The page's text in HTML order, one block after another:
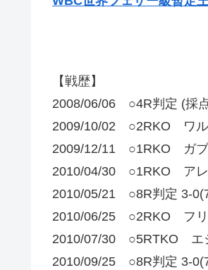
【戦歴】
2008/06/06 ○4R判定 (採
2009/10/02 ○2RKO ワル
2009/12/11 ○1RKO ガブ
2010/04/30 ○1RKO アレ
2010/05/21 ○8R判定 3-
2010/06/25 ○2RKO フリ
2010/07/30 ○5RTKO エ
2010/09/25 ○8R判定 3-